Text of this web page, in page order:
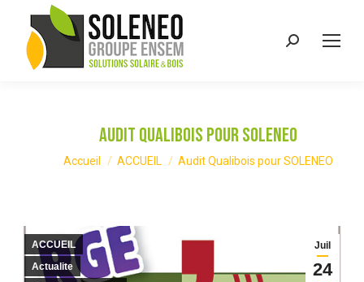
Recherche
Audit Qualibois pour SOLENEO
Vous êtes ici :
Accueil ACCUEIL Audit Qualibois pour SOLENEO
Juil
24
ACCUEIL
Actualite